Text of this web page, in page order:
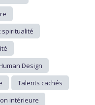
spiritualité
Design
Talents cachés
intérieure